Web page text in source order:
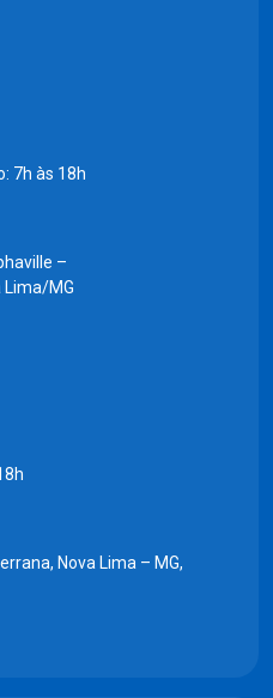
7h às 18h
–
Lima/MG
Nova Lima – MG,